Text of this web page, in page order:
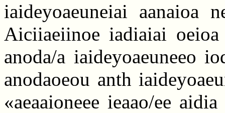
iaideyoaeuneiai aanaioa
Aiciiaeiinoe iadiaiai oeioa
anoda/a iaideyoaeuneeo
anodaoeou anth
«aeaaioneee ieaao/ee